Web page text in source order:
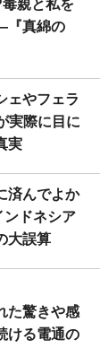
親と私を
『真綿の
ェやフェラ
実際に目に
実
済んでよか
ンドネシア
大誤算
た驚きや感
ける電通の